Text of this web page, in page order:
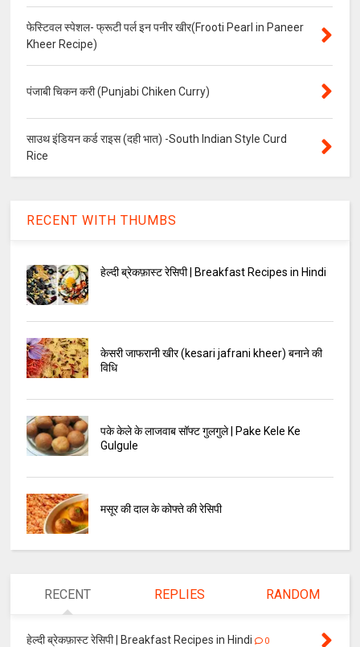
फेस्टिवल स्पेशल- फ्रूटी पर्ल इन पनीर खीर(Frooti Pearl in Paneer
Kheer Recipe)
पंजाबी चिकन करी (Punjabi Chiken Curry)
साउथ इंडियन कर्ड राइस (दही भात) -South Indian Style Curd
Rice
RECENT WITH THUMBS
हेल्दी ब्रेकफ़ास्ट रेसिपी | Breakfast Recipes in Hindi
केसरी जाफरानी खीर (kesari jafrani kheer) बनाने की
विधि
पके केले के लाजवाब सॉफ्ट गुलगुले | Pake Kele Ke
Gulgule
मसूर की दाल के कोफ्ते की रेसिपी
RECENT REPLIES RANDOM
हेल्दी ब्रेकफ़ास्ट रेसिपी | Breakfast Recipes in Hindi 0